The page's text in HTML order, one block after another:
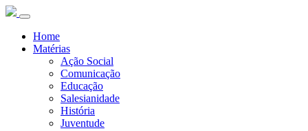
Home
Matérias
Ação Social
Comunicação
Educação
Salesianidade
História
Juventude